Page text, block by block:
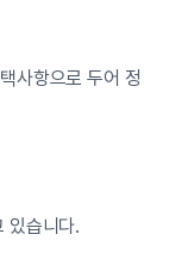
사항으로 두어 정
있습니다.